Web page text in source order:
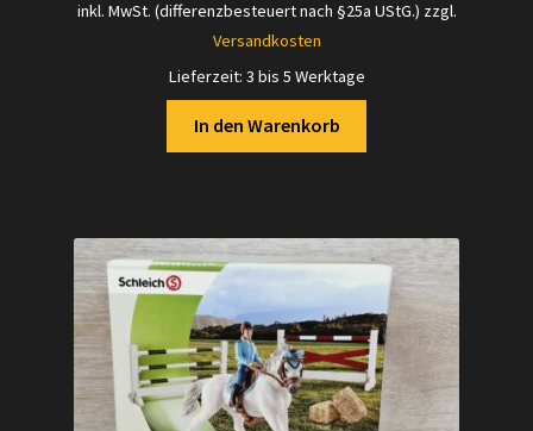
war:
inkl. MwSt. (differenzbesteuert nach §25a UStG.) zzgl.
Versandkosten
Lieferzeit: 3 bis 5 Werktage
In den Warenkorb